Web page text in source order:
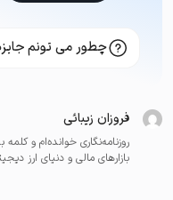
چطور می تونم
فروزان زیبائی
روزنامه‌نگاری خوانده‌ام و
بازارهای مالی و دنیای ارز